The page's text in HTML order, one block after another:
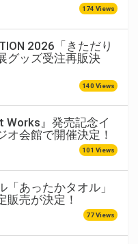
174 Views
2026「きただり
グッズ受注再販決
140 Views
Works』発売記念イ
オ会館で開催決定！
101 Views
あったかタオル」
販売が決定！
77 Views